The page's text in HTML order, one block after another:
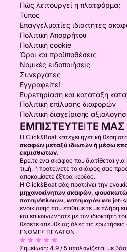
Πώς λειτουργεί η πλατφόρμα;
Τύπος
Επαγγελματίες ιδιοκτήτες
Πολιτική Απορρήτου
Πολιτική cookie
Όροι και προϋποθέσεις
Νομικές ειδοποιήσεις
Συνεργάτες
Εγγραφείτε!
Ευρετηρίαση και κατάταξη
Πολιτική επίλυσης διαφορών
Πολιτική διαχείρισης
ΕΜΠΙΣΤΕΥΤΕΊΤΕ ΜΑΣ
Η Click&Boat κατέχει ηγετική θέση
σκαφών μεταξύ ιδιωτών ή μέσω
εκμισθωτών.
Βρείτε ένα σκάφος που διατίθεται
τιμή, ή προτείνετε το σκάφος σας
αποκομίσετε έξτρα κέρδος.
Η Click&Boat σάς προτείνει την
μηχανοκίνητων σκαφών,
ποταμόπλοιων, καταμαράν και jet-
ενοικίασης που επιθυμείτε με πλήρη
και επικοινωνήστε με τον ιδιοκτήτη
θέσετε απευθείας όλες τις ερωτήσεις
ΓΝΏΜΕΣ ΠΕΛΑΤΏΝ
Σημείωση: 4.9 / 5 υπολογίζεται με